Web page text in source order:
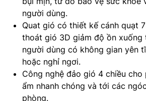
người dùng.
Quat gió có thiết kế cánh quạt
thoát gió 3D giảm độ ồn xuống
người dùng có không gian yên
hoặc nghỉ ngơi.
Công nghệ đảo gió 4 chiều cho
ẩm nhanh chóng và tới các
phòng.